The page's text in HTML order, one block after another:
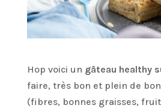
Hop voici un gâteau healthy
faire, très bon et plein de
(fibres, bonnes graisses,